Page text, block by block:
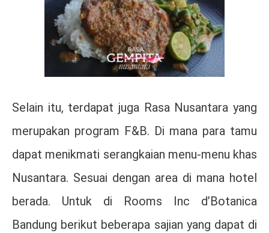
Selain itu, terdapat juga Rasa Nusantara yang
merupakan program F&B. Di mana para tamu
dapat menikmati serangkaian menu-menu khas
Nusantara. Sesuai dengan area di mana hotel
berada. Untuk di Rooms Inc d’Botanica
Bandung berikut beberapa sajian yang dapat di